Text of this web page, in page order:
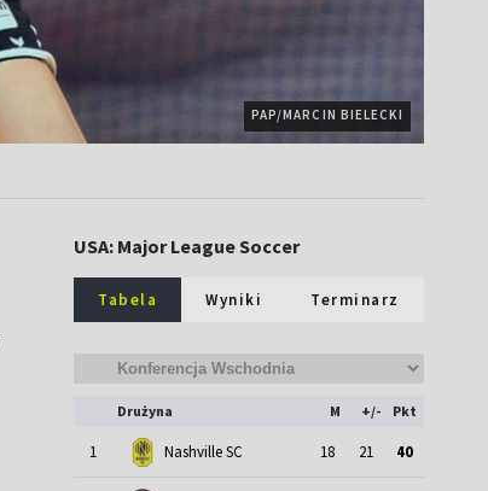
PAP/MARCIN BIELECKI
USA: Major League Soccer
Tabela Wyniki Terminarz
Drużyna M +/- Pkt
1 Nashville SC 18 21 40